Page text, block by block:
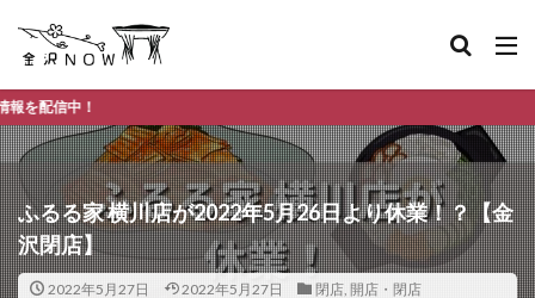
ふるる家 横川店が2022年5月26日より休業！？【金
沢閉店】
2022年5月27日 2022年5月27日 閉店, 開店・閉店